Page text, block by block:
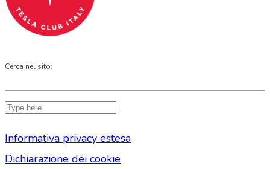
Cerca nel sito:
Informativa privacy estesa
Dichiarazione dei cookie